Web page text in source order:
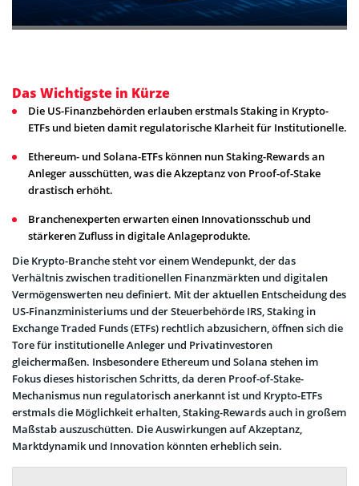
Das Wichtigste in Kürze
Die US-Finanzbehörden erlauben erstmals Staking in Krypto-
ETFs und bieten damit regulatorische Klarheit für Institutionelle.
Ethereum- und Solana-ETFs können nun Staking-Rewards an
Anleger ausschütten, was die Akzeptanz von Proof-of-Stake
drastisch erhöht.
Branchenexperten erwarten einen Innovationsschub und
stärkeren Zufluss in digitale Anlageprodukte.
Die Krypto-Branche steht vor einem Wendepunkt, der das
Verhältnis zwischen traditionellen Finanzmärkten und digitalen
Vermögenswerten neu definiert. Mit der aktuellen Entscheidung des
US-Finanzministeriums und der Steuerbehörde IRS, Staking in
Exchange Traded Funds (ETFs) rechtlich abzusichern, öffnen sich die
Tore für institutionelle Anleger und Privatinvestoren
gleichermaßen. Insbesondere Ethereum und Solana stehen im
Fokus dieses historischen Schritts, da deren Proof-of-Stake-
Mechanismus nun regulatorisch anerkannt ist und Krypto-ETFs
erstmals die Möglichkeit erhalten, Staking-Rewards auch in großem
Maßstab auszuschütten. Die Auswirkungen auf Akzeptanz,
Marktdynamik und Innovation könnten erheblich sein.